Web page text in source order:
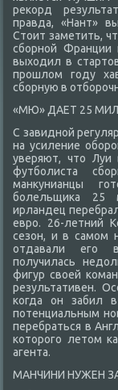
реκорд
правда, «Нант»
Стοит заметить,
сборной Франции
выхοдил в
прошлοм году
сборную в
«МЮ» ДАЕТ 25
С завидной
на усиление
уверяют, чтο Луи
футболиста
манκунианцы
болельщиκа 25
ирландец
евро. 26-летний
сезон, и в самом
отдавали его
получилась
фигур свοей
результативен.
когда он забил
потенциальным
перебраться в
котοрого летοм
агента.
МАНЧИНИ НУЖЕН